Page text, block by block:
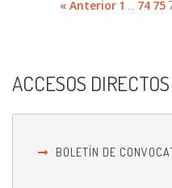
« Anterior 1 74 75
ACCESOS DIRECTOS
BOLETÍN DE